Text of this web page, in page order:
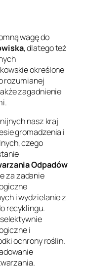
wagę do
, dlatego też
określone
rozumianej
zagadnienie
nasz kraj
gromadzenia i
czego
Odpadów
za zadanie
i wydzielanie z
recyklingu.
i
ochrony roślin.